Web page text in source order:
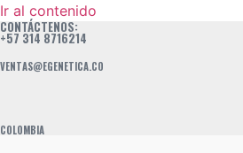
Ir al contenido
CONTÁCTENOS:
+57 314 8716214
VENTAS@EGENETICA.CO
COLOMBIA